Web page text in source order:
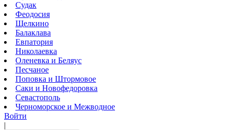
Судак
Феодосия
Щелкино
Балаклава
Евпатория
Николаевка
Оленевка и Беляус
Песчаное
Поповка и Штормовое
Саки и Новофедоровка
Севастополь
Черноморское и Межводное
Войти
|